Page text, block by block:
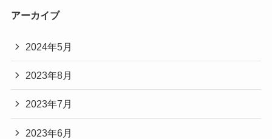
アーカイブ
2024年5月
2023年8月
2023年7月
2023年6月